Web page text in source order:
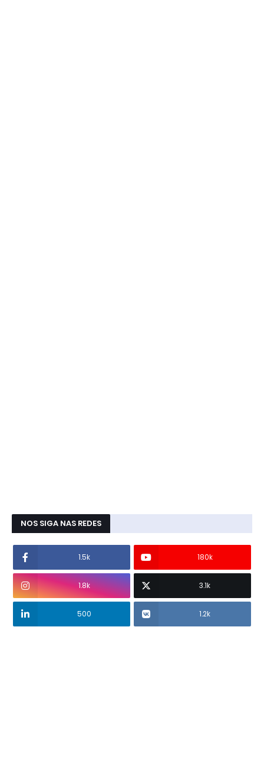
NOS SIGA NAS REDES
1.5k 180k
1.8k 3.1k
500 1.2k